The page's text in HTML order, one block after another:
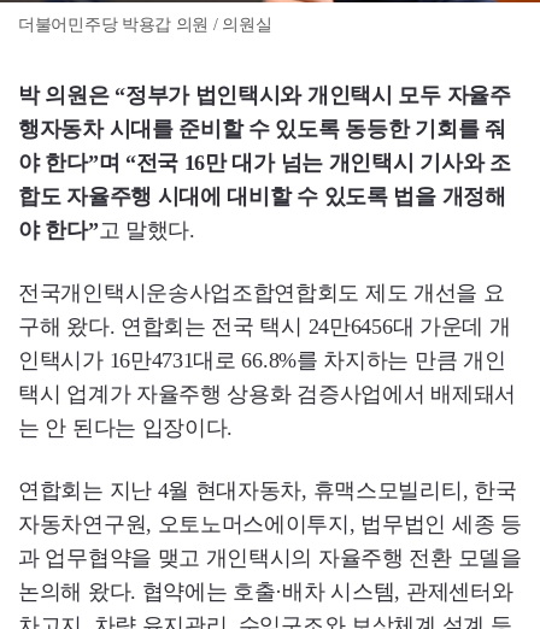
더불어민주당 박용갑 의원 / 의원실
박 의원은 “정부가 법인택시와 개인택시 모두 자율주
행자동차 시대를 준비할 수 있도록 동등한 기회를 줘
야 한다”며 “전국 16만 대가 넘는 개인택시 기사와 조
합도 자율주행 시대에 대비할 수 있도록 법을 개정해
야 한다”고 말했다.
전국개인택시운송사업조합연합회도 제도 개선을 요
구해 왔다. 연합회는 전국 택시 24만6456대 가운데 개
인택시가 16만4731대로 66.8%를 차지하는 만큼 개인
택시 업계가 자율주행 상용화 검증사업에서 배제돼서
는 안 된다는 입장이다.
연합회는 지난 4월 현대자동차, 휴맥스모빌리티, 한국
자동차연구원, 오토노머스에이투지, 법무법인 세종 등
과 업무협약을 맺고 개인택시의 자율주행 전환 모델을
논의해 왔다. 협약에는 호출·배차 시스템, 관제센터와